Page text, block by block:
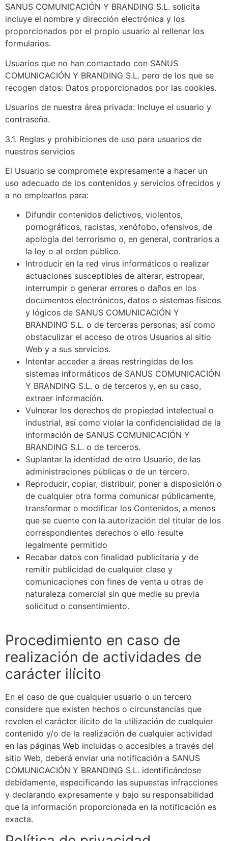
SANUS COMUNICACIÓN Y BRANDING S.L. solicita
incluye el nombre y dirección electrónica y los
proporcionados por el propio usuario al rellenar los
formularios.
Usuarios que no han contactado con SANUS
COMUNICACIÓN Y BRANDING S.L. pero de los que se
recogen datos: Datos proporcionados por las cookies.
Usuarios de nuestra área privada: Incluye el usuario y
contraseña.
3.1. Reglas y prohibiciones de uso para usuarios de
nuestros servicios
El Usuario se compromete expresamente a hacer un
uso adecuado de los contenidos y servicios ofrecidos y
a no emplearlos para:
Difundir contenidos delictivos, violentos,
pornográficos, racistas, xenófobo, ofensivos, de
apología del terrorismo o, en general, contrarios a
la ley o al orden público.
Introducir en la red virus informáticos o realizar
actuaciones susceptibles de alterar, estropear,
interrumpir o generar errores o daños en los
documentos electrónicos, datos o sistemas físicos
y lógicos de SANUS COMUNICACIÓN Y
BRANDING S.L. o de terceras personas; así como
obstaculizar el acceso de otros Usuarios al sitio
Web y a sus servicios.
Intentar acceder a áreas restringidas de los
sistemas informáticos de SANUS COMUNICACIÓN
Y BRANDING S.L. o de terceros y, en su caso,
extraer información.
Vulnerar los derechos de propiedad intelectual o
industrial, así como violar la confidencialidad de la
información de SANUS COMUNICACIÓN Y
BRANDING S.L. o de terceros.
Suplantar la identidad de otro Usuario, de las
administraciones públicas o de un tercero.
Reproducir, copiar, distribuir, poner a disposición o
de cualquier otra forma comunicar públicamente,
transformar o modificar los Contenidos, a menos
que se cuente con la autorización del titular de los
correspondientes derechos o ello resulte
legalmente permitido
Recabar datos con finalidad publicitaria y de
remitir publicidad de cualquier clase y
comunicaciones con fines de venta u otras de
naturaleza comercial sin que medie su previa
solicitud o consentimiento.
Procedimiento en caso de
realización de actividades de
carácter ilícito
En el caso de que cualquier usuario o un tercero
considere que existen hechos o circunstancias que
revelen el carácter ilícito de la utilización de cualquier
contenido y/o de la realización de cualquier actividad
en las páginas Web incluidas o accesibles a través del
sitio Web, deberá enviar una notificación a SANUS
COMUNICACIÓN Y BRANDING S.L. identificándose
debidamente, especificando las supuestas infracciones
y declarando expresamente y bajo su responsabilidad
que la información proporcionada en la notificación es
exacta.